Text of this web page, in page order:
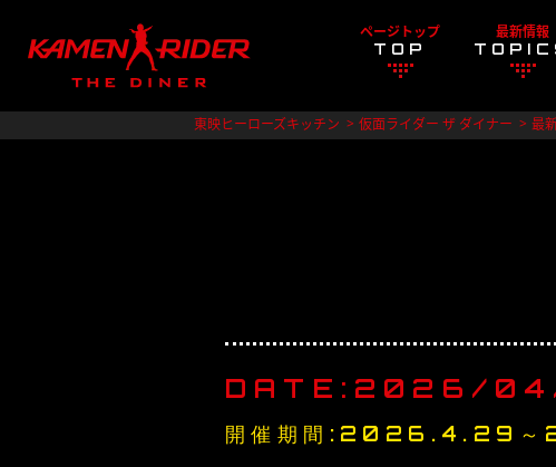
ページトップ
TOP
最新情報
東映ヒーローズキッチン 仮面ライダー ザ ダイナー 最
DATE:2026/
開催期間:2026.4.29